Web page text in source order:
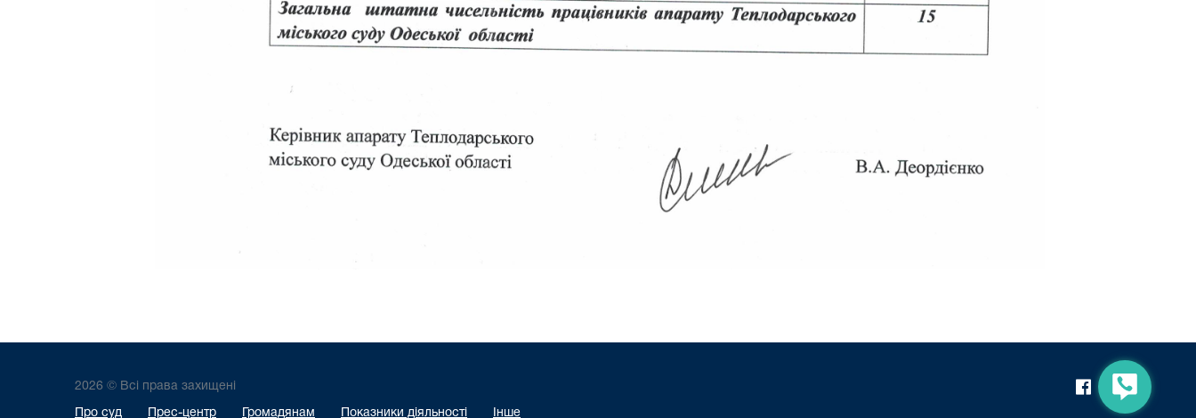
2026 © Всі права захищені
Про суд Прес-центр Громадянам Показники діяльності Інше